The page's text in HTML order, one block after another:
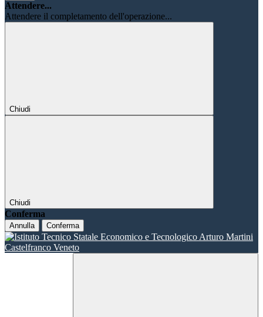
Attendere...
Attendere il completamento dell'operazione...
Chiudi
Chiudi
Conferma
Annulla Conferma